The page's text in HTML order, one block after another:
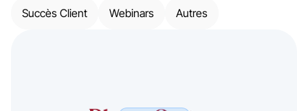
Succès Client Webinars Autres